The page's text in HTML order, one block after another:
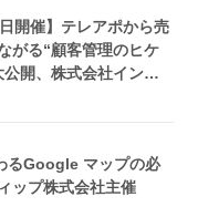
日開催】テレアポから売
がる“顧客管理のヒケ
公開、株式会社インタ
るGoogle マップの必
ップ株式会社主催